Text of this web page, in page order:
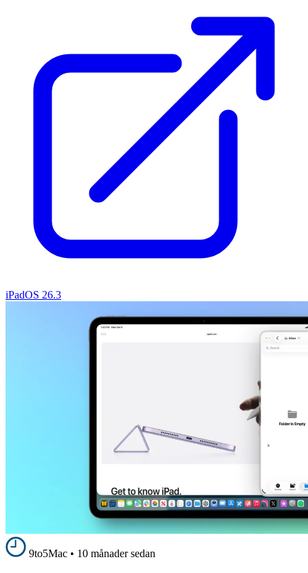
iPadOS 26.3
9to5Mac • 10 månader sedan